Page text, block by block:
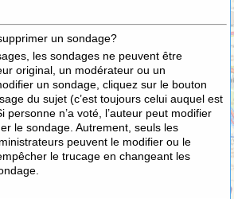
un sondage?
les sondages ne peuvent être
original, un modérateur ou un
un sondage, cliquez sur le bouton
du sujet (c’est toujours celui auquel est
personne n’a voté, l’auteur peut modifier
le sondage. Autrement, seuls les
peuvent le modifier ou le
le trucage en changeant les